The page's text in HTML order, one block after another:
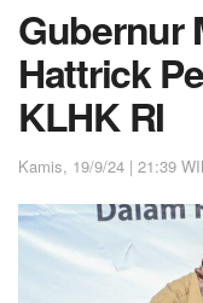
Gubernur
Hattrick
KLHK RI
Kamis, 19/9/24 | 21:39